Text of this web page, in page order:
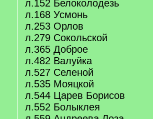
л.152 Белоколодезь
л.168 Усмонь
л.253 Орлов
л.279 Сокольской
л.365 Доброе
л.482 Валуйка
л.527 Селеной
л.535 Мояцкой
л.544 Царев Борисов
л.552 Болыклея